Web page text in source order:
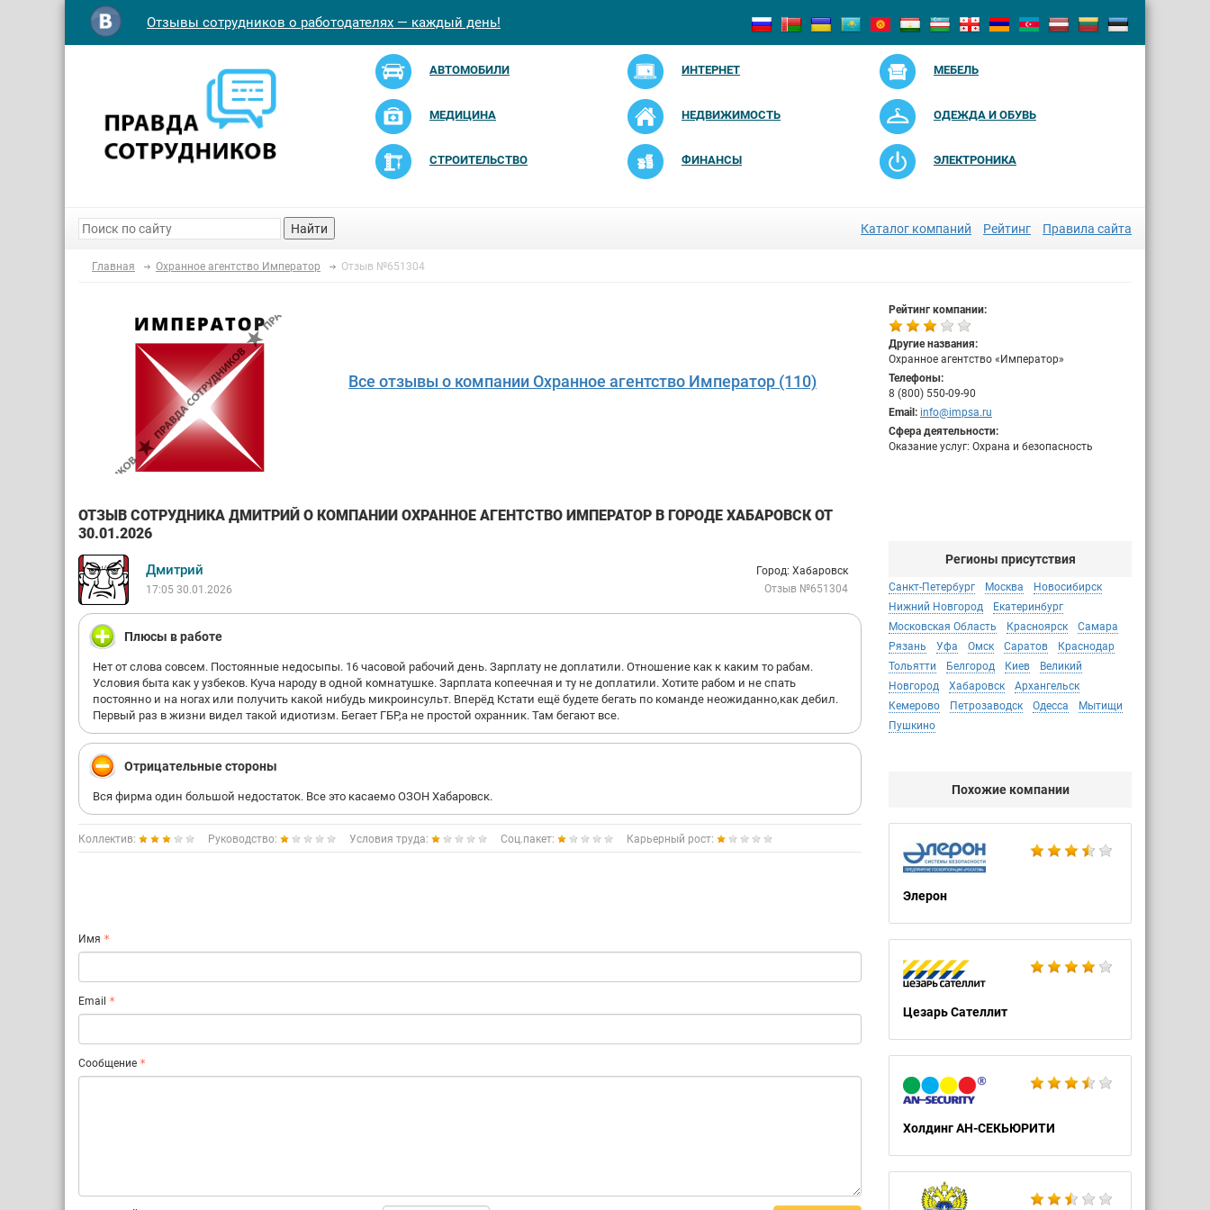
Отзывы сотрудников о работодателях — каждый день!
АВТОМОБИЛИ ИНТЕРНЕТ МЕБЕЛЬ
МЕДИЦИНА НЕДВИЖИМОСТЬ ОДЕЖДА И ОБУВЬ
СТРОИТЕЛЬСТВО ФИНАНСЫ ЭЛЕКТРОНИКА
Найти Каталог компаний Рейтинг Правила сайта
Главная Охранное агентство Император Отзыв №651304
Все отзывы о компании Охранное агентство Император (110)
Рейтинг компании:
Другие названия:
Охранное агентство «Император»
Телефоны:
8 (800) 550-09-90
Email: info@impsa.ru
Сфера деятельности:
Оказание услуг: Охрана и безопасность
ОТЗЫВ СОТРУДНИКА ДМИТРИЙ О КОМПАНИИ ОХРАННОЕ АГЕНТСТВО ИМПЕРАТОР В ГОРОДЕ ХАБАРОВСК ОТ
30.01.2026
Дмитрий
17:05 30.01.2026
Город: Хабаровск
Отзыв №651304
Плюсы в работе
Нет от слова совсем. Постоянные недосыпы. 16 часовой рабочий день. Зарплату не доплатили. Отношение как к каким то рабам.
Условия быта как у узбеков. Куча народу в одной комнатушке. Зарплата копеечная и ту не доплатили. Хотите рабом и не спать
постоянно и на ногах или получить какой нибудь микроинсульт. Вперёд Кстати ещё будете бегать по команде неожиданно,как дебил.
Первый раз в жизни видел такой идиотизм. Бегает ГБР,а не простой охранник. Там бегают все.
Отрицательные стороны
Вся фирма один большой недостаток. Все это касаемо ОЗОН Хабаровск.
Коллектив: Руководство: Условия труда: Соц.пакет: Карьерный рост:
Имя
Email
Сообщение
Регионы присутствия
Санкт-Петербург Москва
Новосибирск
Нижний Новгород
Екатеринбург
Московская Область
Красноярск
Самара
Рязань
Уфа Омск Саратов
Краснодар
Тольятти
Белгород Киев
Великий
Новгород
Хабаровск
Архангельск
Кемерово
Петрозаводск Одесса
Мытищи
Пушкино
Похожие компании
Элерон
Цезарь Сателлит
Холдинг АН-СЕКЬЮРИТИ